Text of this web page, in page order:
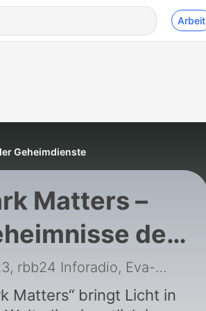
Arbeit
Geheimdienste
Matters –
der
SWR3, rbb24 Inforadio, Eva-Maria Lemke
Matters“ bringt Licht in